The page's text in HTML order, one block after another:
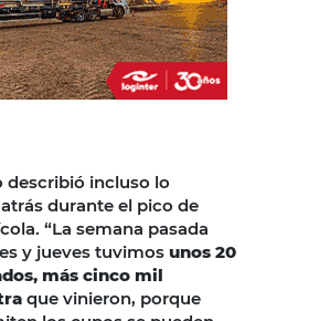
describió incluso lo
durante el pico de
“La semana pasada
y jueves tuvimos unos 20
más cinco mil
que vinieron, porque